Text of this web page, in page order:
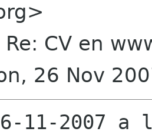
Re: CV en
26 Nov
11-2007 a